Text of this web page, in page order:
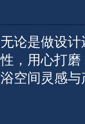
论是做设
，用心打
空间灵感